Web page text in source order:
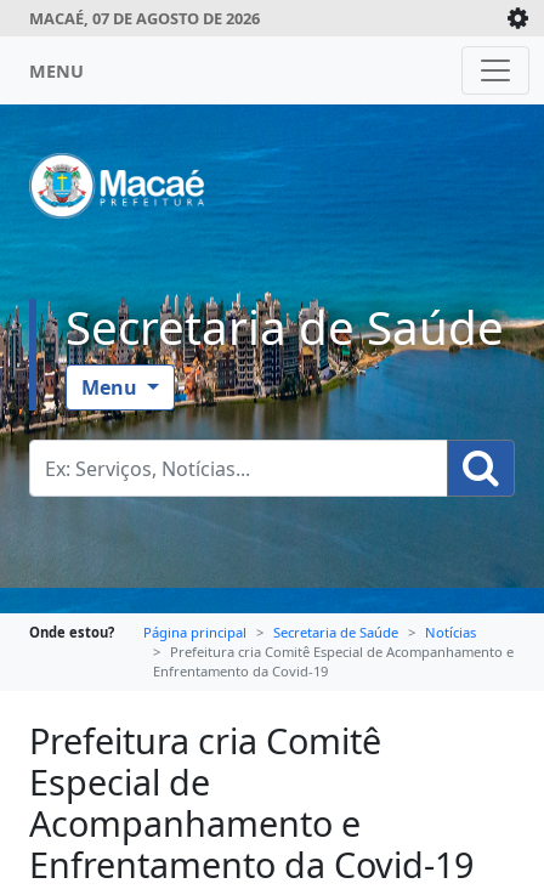
MACAÉ, 07 DE AGOSTO DE 2026
MENU
Secretaria de Saúde
Menu
Onde estou? Página principal Secretaria de Saúde
Notícias
Prefeitura cria Comitê Especial de Acompanhamento e
Enfrentamento da Covid-19
Prefeitura cria Comitê
Especial de
Acompanhamento e
Enfrentamento da Covid-19